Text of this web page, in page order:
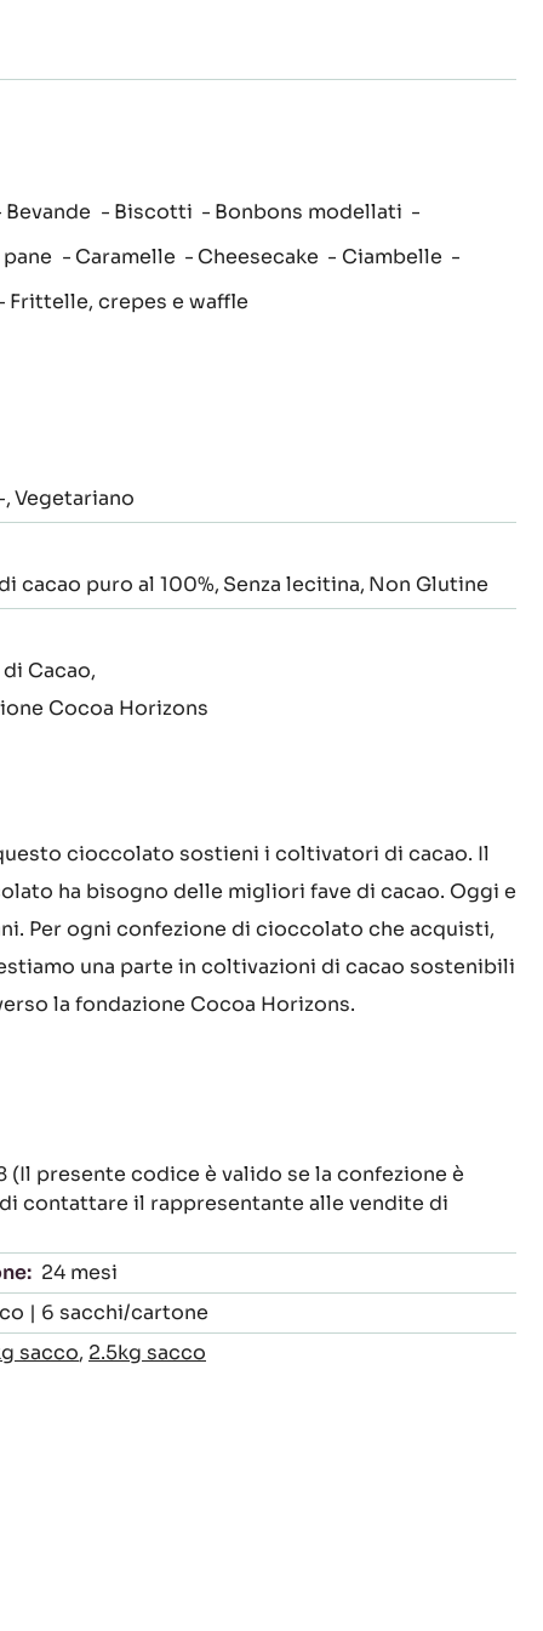
Bevande Biscotti
Bonbons modellati
Caramelle Cheesecake
Ciambelle
Frittelle, crepes e waffle
Vegetariano
cacao puro al 100% Senza lecitina Non Glutine
Cacao
Cocoa Horizons
cioccolato sostieni i coltivatori di cacao. Il
ha bisogno delle migliori fave di cacao. Oggi e
Per ogni confezione di cioccolato che acquisti,
una parte in coltivazioni di cacao sostenibili
la fondazione Cocoa Horizons.
(Il presente codice è valido se la confezione è
contattare il rappresentante alle vendite di
24 mesi
| 6 sacchi/cartone
sacco, 2.5kg sacco